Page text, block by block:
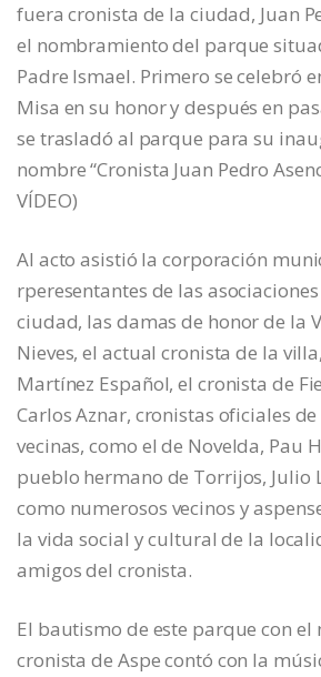
fuera cronista de la ciudad, Juan
el nombramiento del parque
Padre Ismael. Primero se celebró
Misa en su honor y después en
se trasladó al parque para su
nombre “Cronista Juan Pedro
VÍDEO)
Al acto asistió la corporación
rperesentantes de las
ciudad, las damas de honor de la
Nieves, el actual cronista de la
Martínez Español, el cronista de
Carlos Aznar, cronistas oficiales
vecinas, como el de Novelda, Pau
pueblo hermano de Torrijos, Julio
como numerosos vecinos y
la vida social y cultural de la
amigos del cronista.
El bautismo de este parque con el
cronista de Aspe contó con la